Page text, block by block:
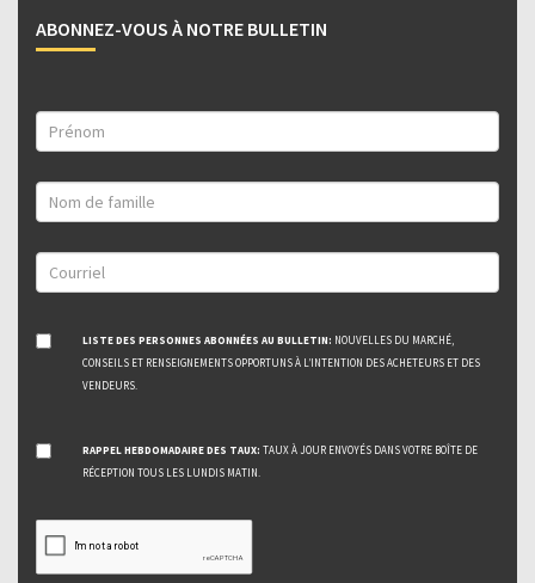
ABONNEZ-VOUS À NOTRE BULLETIN
LISTE DES PERSONNES ABONNÉES AU BULLETIN: NOUVELLES DU MARCHÉ,
CONSEILS ET RENSEIGNEMENTS OPPORTUNS À L’INTENTION DES ACHETEURS ET DES
VENDEURS.
RAPPEL HEBDOMADAIRE DES TAUX: TAUX À JOUR ENVOYÉS DANS VOTRE BOÎTE DE
RÉCEPTION TOUS LES LUNDIS MATIN.